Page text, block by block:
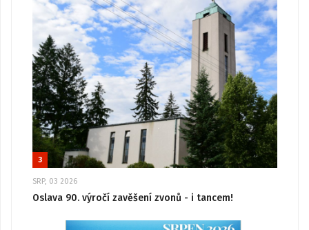
3
SRP, 03 2026
Oslava 90. výročí zavěšení zvonů - i tancem!